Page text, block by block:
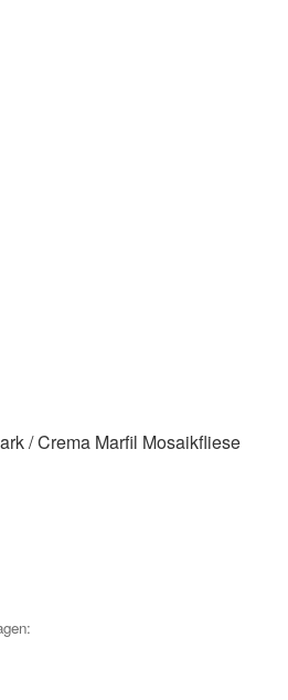
/ Crema Marfil Mosaikfliese